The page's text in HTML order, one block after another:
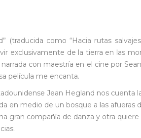
(traducida como “Hacia rutas
exclusivamente de la tierra en las
con maestría en el cine por
película me encanta.
Jean Hegland nos cuenta
en medio de un bosque a las afueras
gran compañía de danza y otra